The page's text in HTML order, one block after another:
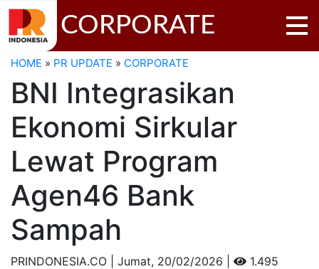
CORPORATE
HOME » PR UPDATE » CORPORATE
BNI Integrasikan
Ekonomi Sirkular
Lewat Program
Agen46 Bank
Sampah
PRINDONESIA.CO | Jumat, 20/02/2026 | 1.495